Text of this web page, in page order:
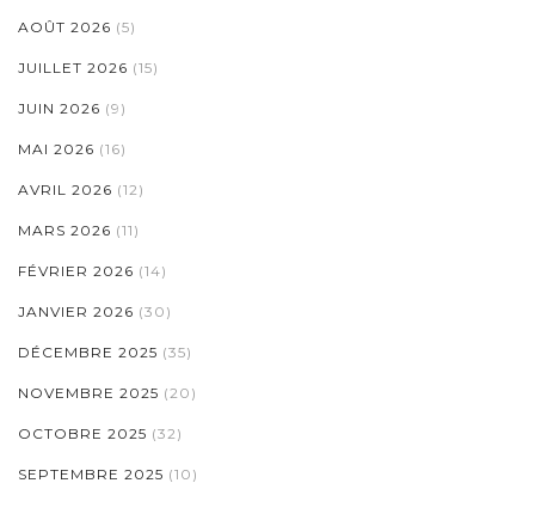
AOÛT 2026 (5)
JUILLET 2026 (15)
JUIN 2026 (9)
MAI 2026 (16)
AVRIL 2026 (12)
MARS 2026 (11)
FÉVRIER 2026 (14)
JANVIER 2026 (30)
DÉCEMBRE 2025 (35)
NOVEMBRE 2025 (20)
OCTOBRE 2025 (32)
SEPTEMBRE 2025 (10)